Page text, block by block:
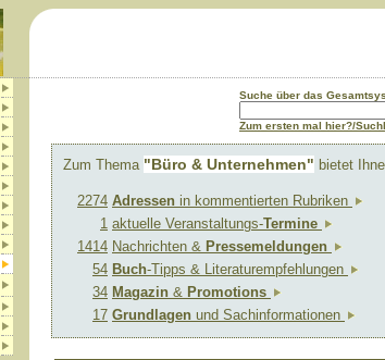
Suche über das
Zum ersten mal hier?/
Zum Thema "Büro & Unternehmen" bietet
2274 Adressen in kommentierten Rubriken
1 aktuelle Veranstaltungs-Termine
1414 Nachrichten & Pressemeldungen
54 Buch-Tipps & Literaturempfehlungen
34 Magazin & Promotions
17 Grundlagen und Sachinformationen